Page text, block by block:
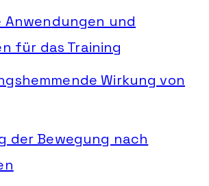
Anwendungen und
für das Training
Wirkung von
der Bewegung nach